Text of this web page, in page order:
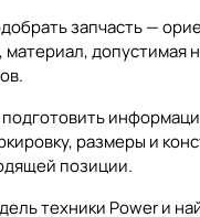
запчасть —
допустимая
размеры и
позиции.
техники Power и